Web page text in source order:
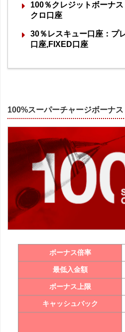
100％クレジットボーナ
クロ口座
30％レスキュー口座：プ
口座,FIXED口座
100%スーパーチャージボーナス
ボーナス倍率
最低入金額
ボーナス上限
キャッシュバック